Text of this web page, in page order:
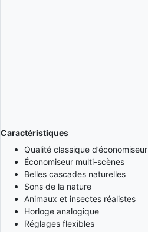
Caractéristiques
Qualité classique d’économiseur
Économiseur multi-scènes
Belles cascades naturelles
Sons de la nature
Animaux et insectes réalistes
Horloge analogique
Réglages flexibles